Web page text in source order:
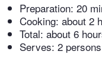
Preparation: 20
Cooking: about 2
Total: about 6
Serves: 2 persons